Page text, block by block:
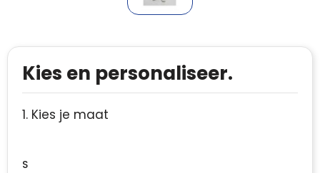
Kies en personaliseer.
1. Kies je maat
S